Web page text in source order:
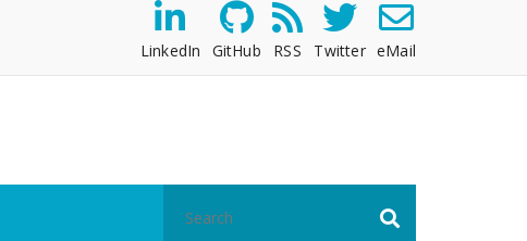
LinkedIn GitHub RSS Twitter eMail